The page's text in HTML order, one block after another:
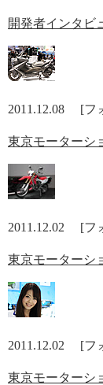
開発者インタビ
2011.12.08 [フ
東京モーターシ
2011.12.02 [フ
東京モーターシ
2011.12.02 [フ
東京モーターシ